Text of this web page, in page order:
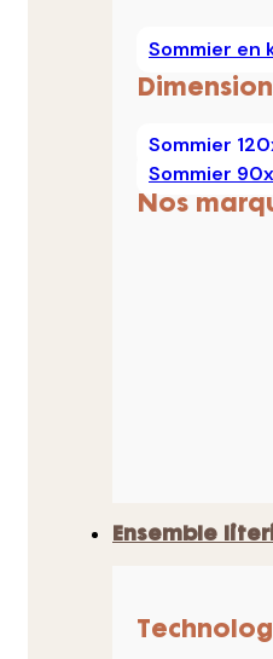
Sommier en
Sommier
Sommier
Nos
Ensemble